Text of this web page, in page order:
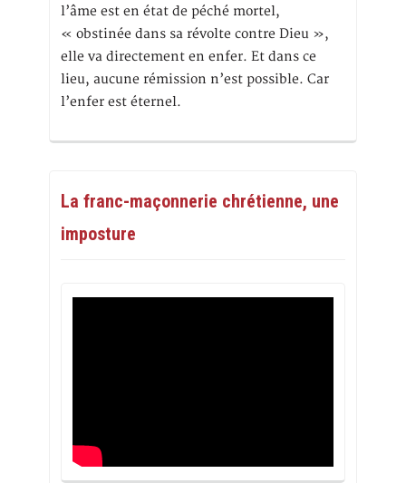
l’âme est en état de péché mortel,
« obstinée dans sa révolte contre Dieu »,
elle va directement en enfer. Et dans ce
lieu, aucune rémission n’est possible. Car
l’enfer est éternel.
La franc-maçonnerie chrétienne, une
imposture